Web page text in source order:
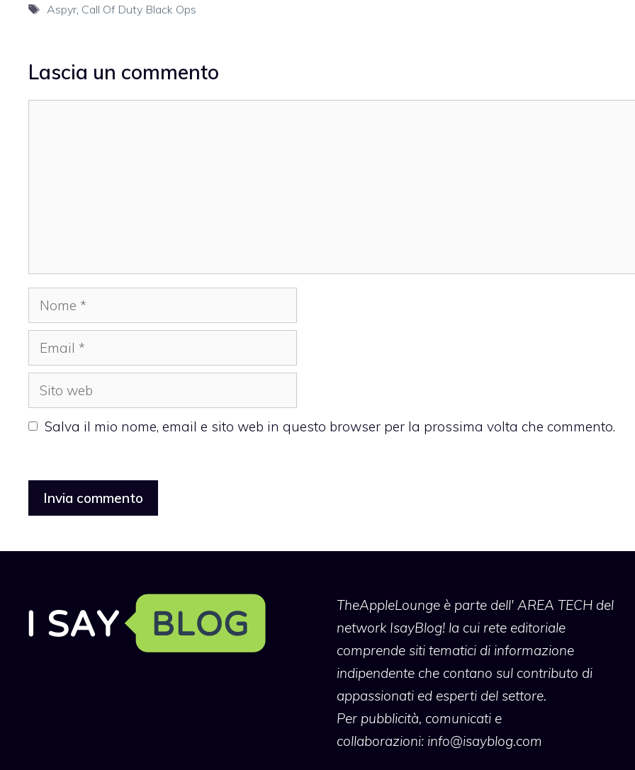
Tag
Aspyr, Call Of Duty Black Ops
Lascia un commento
Nome
Email
Sito
web
Salva il mio nome, email e sito web in questo browser per la prossima volta che commento.
TheAppleLoungeè parte dell' AREA TECH del
network IsayBlog! la cui rete editoriale
comprende siti tematici di informazione
indipendente che contano sul contributo di
appassionati ed esperti del settore.
Per pubblicità, comunicati e
collaborazioni: info@isayblog.com